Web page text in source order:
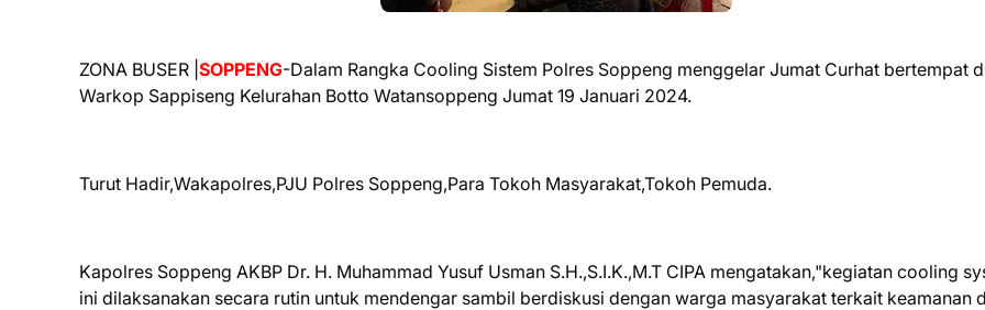
ZONA BUSER | SOPPENG-Dalam Rangka Cooling Sistem Polres Soppeng menggelar Jumat Curhat bertempat
Warkop Sappiseng Kelurahan Botto Watansoppeng Jumat 19 Januari 2024.
Turut Hadir,Wakapolres,PJU Polres Soppeng,Para Tokoh Masyarakat,Tokoh Pemuda.
Kapolres Soppeng AKBP Dr. H. Muhammad Yusuf Usman S.H.,S.I.K.,M.T CIPA mengatakan,"kegiatan cooling
ini dilaksanakan secara rutin untuk mendengar sambil berdiskusi dengan warga masyarakat terkait keamanan